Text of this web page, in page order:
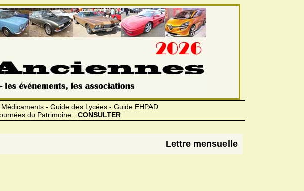
- Guide des Lycées - Guide EHPAD
du Patrimoine : CONSULTER
Lettre mensuelle